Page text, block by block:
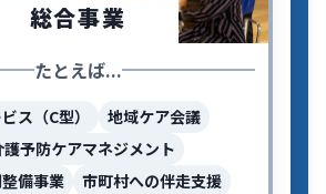
総合事業
たとえば...
ス（C型）
地域ケア会議
護予防ケアマネジメント
備事業
市町村への伴走支援